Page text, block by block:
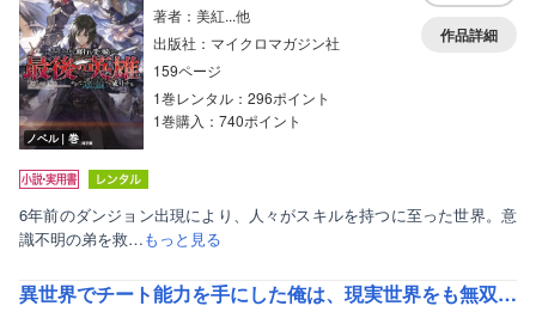
ノベル｜巻
著者：美紅...他
出版社：マイクロマガジン社
159ページ
1巻レンタル：296ポイント
1巻購入：740ポイント
作品詳細
6年前のダンジョン出現により、人々がスキルを持つに至った世界。意
識不明の弟を救…もっと見る
異世界でチート能力を手にした俺は、現実世界をも無双する ガールズサイド